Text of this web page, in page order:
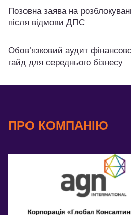
Позовна заява на
після відмови ДПС
Обов’язковий аудит
гайд для середнього бізнесу
ПРО КОМПАНІЮ